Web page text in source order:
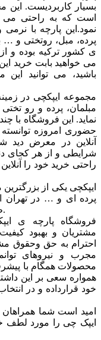
است که به راحتی می
نمود.این پارچه با
پرده، مبل، روتختی و
ی کشور ترکیه بوده و
می خواهید بابت خرید
باشید، می توانید این
مجموعه ایپکچی در
مبلمان، پرده و رو
نماید. این فروشگاه
حضوری امروزه
آنلاین در معرض دید
شرایطی و از هر کجای
راحتی خرید خود را
ایپکچی یکی از
پرده ای و … در تهران
طرح ها و رنگ های متنوع و مدرن می باشد.
فروشگاه پارچه ی
مشتريان و بهبود
احترام به حق وحقوق
مجرب و نیروهای
محصولات همگام با
همواره سعی بر این
خود قرارداده و در
امید است شما
ایپک چی را مورد لطف